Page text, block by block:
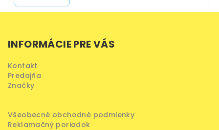
INFORMÁCIE PRE VÁS
Kontakt
Predajňa
Značky
Všeobecné obchodné podmienky
Reklamačný poriadok